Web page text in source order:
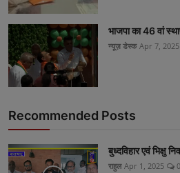
भाजपा का 46 वां
न्यूज़ डेस्क Apr 7, 2025
Recommended Posts
बुध्दविहार एवं भिक्षु
राहुल Apr 1, 2025 0